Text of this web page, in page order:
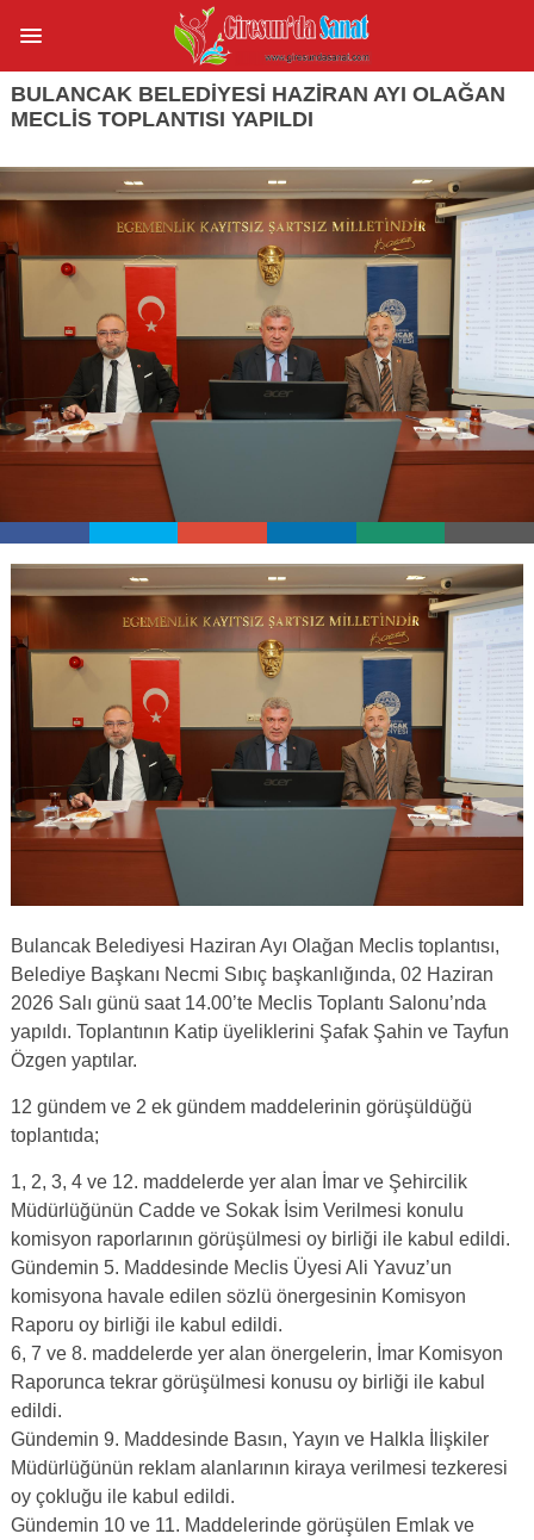
BULANCAK BELEDİYESİ HAZİRAN AYI OLAĞAN
MECLİS TOPLANTISI YAPILDI
Bulancak Belediyesi Haziran Ayı Olağan Meclis toplantısı,
Belediye Başkanı Necmi Sıbıç başkanlığında, 02 Haziran
2026 Salı günü saat 14.00’te Meclis Toplantı Salonu’nda
yapıldı. Toplantının Katip üyeliklerini Şafak Şahin ve Tayfun
Özgen yaptılar.
12 gündem ve 2 ek gündem maddelerinin görüşüldüğü
toplantıda;
1, 2, 3, 4 ve 12. maddelerde yer alan İmar ve Şehircilik
Müdürlüğünün Cadde ve Sokak İsim Verilmesi konulu
komisyon raporlarının görüşülmesi oy birliği ile kabul edildi.
Gündemin 5. Maddesinde Meclis Üyesi Ali Yavuz’un
komisyona havale edilen sözlü önergesinin Komisyon
Raporu oy birliği ile kabul edildi.
6, 7 ve 8. maddelerde yer alan önergelerin, İmar Komisyon
Raporunca tekrar görüşülmesi konusu oy birliği ile kabul
edildi.
Gündemin 9. Maddesinde Basın, Yayın ve Halkla İlişkiler
Müdürlüğünün reklam alanlarının kiraya verilmesi tezkeresi
oy çokluğu ile kabul edildi.
Gündemin 10 ve 11. Maddelerinde görüşülen Emlak ve